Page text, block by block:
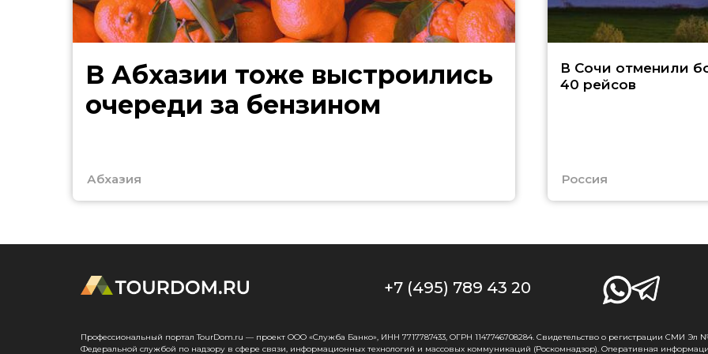
В Абхазии тоже выстроились
очереди за бензином
Абхазия
В Сочи отменили
40 рейсов
Россия
+7 (495) 789 43 20
Профессиональный портал TourDom.ru — проект ООО «Служба Банко», ИНН 7717787433, ОГРН 1147746708284. Свидетельство о регистрации СМИ Эл №
Федеральной службой по надзору в сфере связи, информационных технологий и массовых коммуникаций (Роскомнадзор). Оперативная